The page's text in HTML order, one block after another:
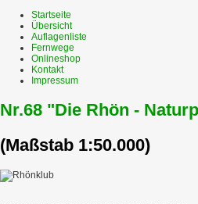
Startseite
Übersicht
Auflagenliste
Fernwege
Onlineshop
Kontakt
Impressum
Nr.68 "Die Rhön -
(Maßstab 1:50.000)